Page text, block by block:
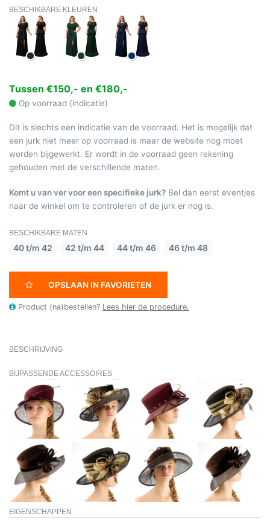
BESCHIKBARE KLEUREN
Tussen €150,- en €180,-
Op voorraad (indicatie)
Dit is slechts een indicatie van de voorraad. Het is mogelijk dat
een jurk niet meer op voorraad is maar de website nog moet
worden bijgewerkt. Er wordt in de voorraad geen rekening
gehouden met de verschillende maten.
Komt u van ver voor een specifieke jurk? Bel dan eerst eventjes
naar de winkel om te controleren of de jurk er nog is.
BESCHIKBARE MATEN
40 t/m 42 42 t/m 44 44 t/m 46 46 t/m 48
OPSLAAN IN FAVORIETEN
Product (na)bestellen? Lees hier de procedure.
BESCHRIJVING
BIJPASSENDE ACCESSOIRES
EIGENSCHAPPEN